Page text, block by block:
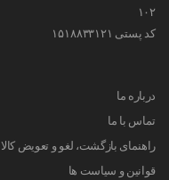
۱۰۲
کد پستی ۱۵۱۸۸۳۳۱۲۱
درباره ما
تماس با ما
راهنمای بازگشت، لغو و تعویض کالا
قوانین و سیاست ها